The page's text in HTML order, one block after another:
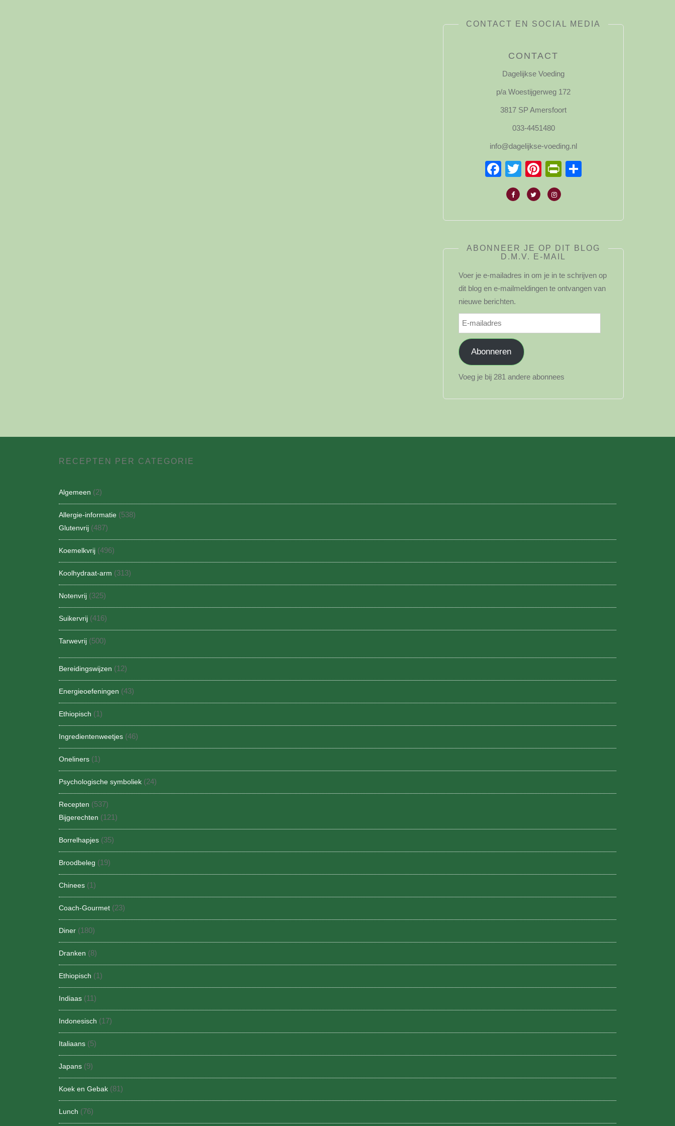
CONTACT EN SOCIAL MEDIA
CONTACT
Dagelijkse Voeding
p/a Woestijgerweg 172
3817 SP Amersfoort
033-4451480
info@dagelijkse-voeding.nl
Facebook
TwitterPinterest
PrintFriendly
ABONNEER JE OP DIT BLOG
D.M.V. E-MAIL
Voer je e-mailadres in om je in te schrijven op
dit blog en e-mailmeldingen te ontvangen van
nieuwe berichten.
E-
mailadres
Abonneren
Voeg je bij 281 andere abonnees
RECEPTEN PER CATEGORIE
Algemeen (2)
Allergie-informatie (538)
Glutenvrij (487)
Koemelkvrij (496)
Koolhydraat-arm (313)
Notenvrij (325)
Suikervrij (416)
Tarwevrij (500)
Bereidingswijzen (12)
Energieoefeningen (43)
Ethiopisch (1)
Ingredientenweetjes (46)
Oneliners (1)
Psychologische symboliek (24)
Recepten (537)
Bijgerechten (121)
Borrelhapjes (35)
Broodbeleg (19)
Chinees (1)
Coach-Gourmet (23)
Diner (180)
Dranken (8)
Ethiopisch (1)
Indiaas (11)
Indonesisch (17)
Italiaans (5)
Japans (9)
Koek en Gebak (81)
Lunch (76)